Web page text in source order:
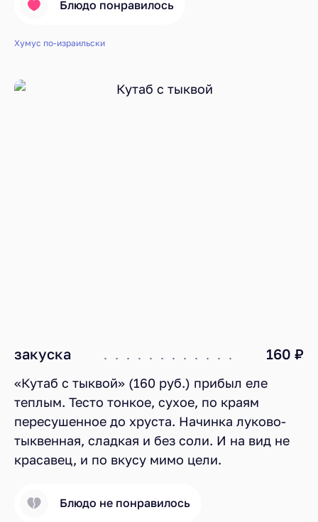
Блюдо понравилось
Хумус по-израильски
закуска 160 ₽
«Кутаб с тыквой» (160 руб.) прибыл еле
теплым. Тесто тонкое, сухое, по краям
пересушенное до хруста. Начинка луково-
тыквенная, сладкая и без соли. И на вид не
красавец, и по вкусу мимо цели.
Блюдо не понравилось